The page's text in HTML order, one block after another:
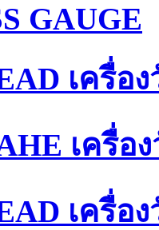
GAUGE
เครื่อ
เครื่
เครื่อ